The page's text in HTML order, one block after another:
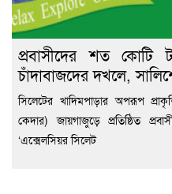
প্রবাসীদের শত কোটি
চাঁদাবাজদের দখলে,
সিলেটের খাদিমপাড়ার অপরূপ
কেদার) জায়গাজুড়ে প্রতিষ্ঠিত
‘এক্সেলসিয়র সিলেট